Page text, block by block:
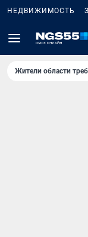
НЕДВИЖИМОСТЬ
Жители области